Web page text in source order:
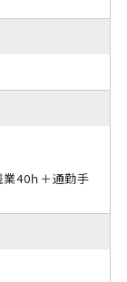
40ｈ＋通勤手